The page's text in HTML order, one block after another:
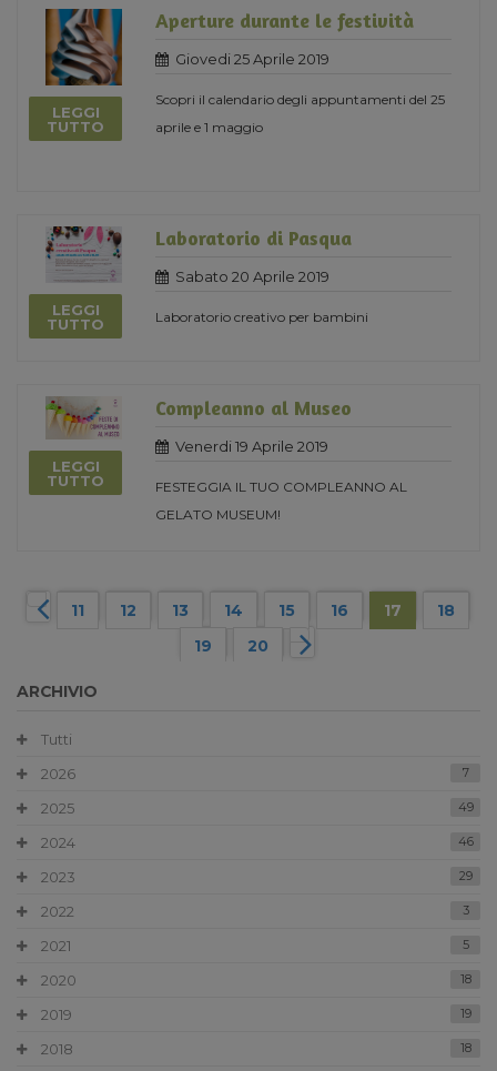
LEGGI
TUTTO
Aperture durante le festività
Giovedi 25 Aprile 2019
Scopri il calendario degli appuntamenti del 25
aprile e 1 maggio
LEGGI
TUTTO
Laboratorio di Pasqua
Sabato 20 Aprile 2019
Laboratorio creativo per bambini
LEGGI
TUTTO
Compleanno al Museo
Venerdi 19 Aprile 2019
FESTEGGIA IL TUO COMPLEANNO AL
GELATO MUSEUM!
11 12 13 14 15 16 17
18
19
20
ARCHIVIO
Tutti
2026
7
2025 49
2024 46
2023 29
2022 3
2021 5
2020 18
2019 19
2018 18